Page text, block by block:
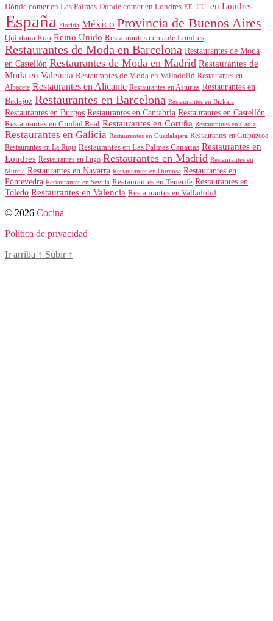
Dónde comer en Las Palmas Dónde comer en Londres EE. UU. en Londres
España Florida México Provincia de Buenos Aires
Quintana Roo Reino Unido Restaurantes cerca de Londres
Restaurantes de Moda en Barcelona Restaurantes de Moda
en Castellón Restaurantes de Moda en Madrid Restaurantes de
Moda en Valencia Restaurantes de Moda en Valladolid Restaurantes en
Albacete Restaurantes en Alicante Restaurantes en Asturias Restaurantes en
Badajoz Restaurantes en Barcelona Restaurantes en Bizkaia
Restaurantes en Burgos Restaurantes en Cantabria Restaurantes en Castellón
Restaurantes en Ciudad Real Restaurantes en Coruña Restaurantes en Cádiz
Restaurantes en Galicia Restaurantes en Guadalajara Restaurantes en Guipúzcoa
Restaurantes en La Rioja Restaurantes en Las Palmas Canarias Restaurantes en
Londres Restaurantes en Lugo Restaurantes en Madrid Restaurantes en
Murcia Restaurantes en Navarra Restaurantes en Ourense Restaurantes en
Pontevedra Restaurantes en Sevilla Restaurantes en Tenerife Restaurantes en
Toledo Restaurantes en Valencia Restaurantes en Valladolid
© 2026 Cocina
Política de privacidad
Ir arriba ↑ Subir ↑